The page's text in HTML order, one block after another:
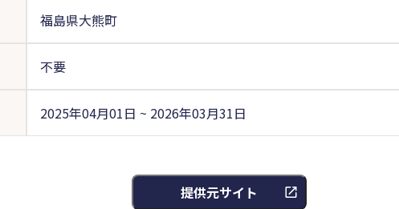
福島県大熊町
不要
2025年04月01日 ~ 2026年03月31日
提供元サイト